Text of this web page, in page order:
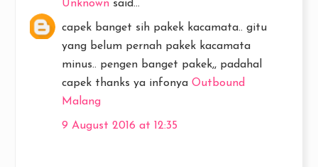
Unknown said...
capek banget sih pakek kacamata.. gitu
yang belum pernah pakek kacamata
minus.. pengen banget pakek,, padahal
capek thanks ya infonya Outbound
Malang
9 August 2016 at 12:35